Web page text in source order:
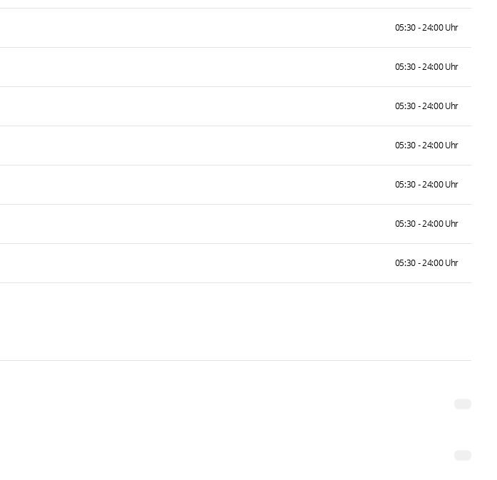
05:30 - 24:00 Uhr
05:30 - 24:00 Uhr
05:30 - 24:00 Uhr
05:30 - 24:00 Uhr
05:30 - 24:00 Uhr
05:30 - 24:00 Uhr
05:30 - 24:00 Uhr